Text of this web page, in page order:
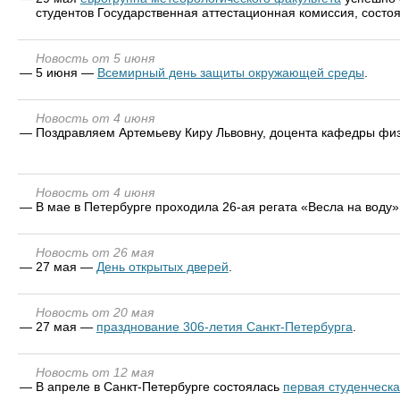
студентов Государственная аттестационная комиссия,
Новость от 5 июня
— 5 июня — Всемирный день защиты окружающей среды
Новость от 4 июня
— Поздравляем Артемьеву Киру Львовну, доцента кафедры
Новость от 4 июня
— В мае в Петербурге проходила 26-ая регата «Весла на
Новость от 26 мая
— 27 мая — День открытых дверей
Новость от 20 мая
— 27 мая — празднование 306-летия Санкт-Петербурга
Новость от 12 мая
— В апреле в Санкт-Петербурге состоялась первая